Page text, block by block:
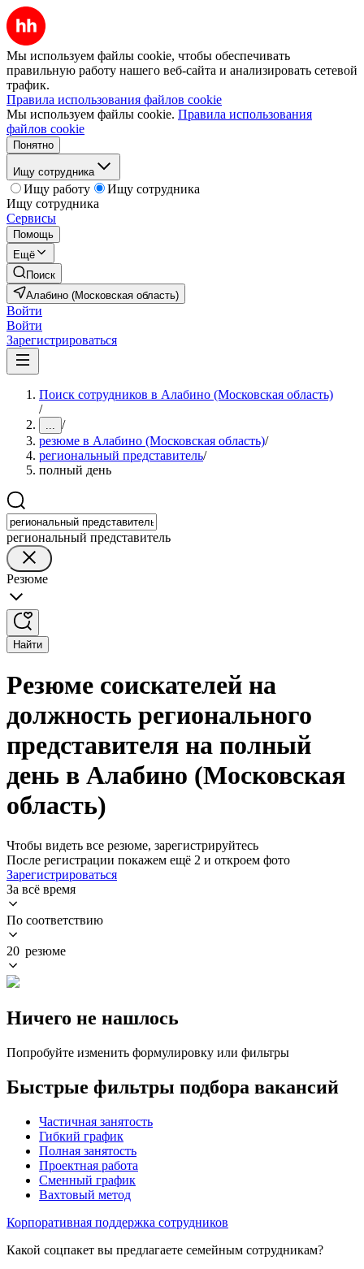
Мы используем файлы cookie, чтобы обеспечивать
правильную работу нашего веб-сайта и анализировать сетевой
трафик.
Правила использования файлов cookie
Мы используем файлы cookie. Правила использования
файлов cookie
Понятно
Ищу сотрудника
Ищу работу
Ищу сотрудника
Ищу сотрудника
Сервисы
Помощь
Ещё
Поиск
Алабино (Московская область)
Войти
Войти
Зарегистрироваться
Поиск сотрудников в Алабино (Московская область)
/
... /
резюме в Алабино (Московская область)/
региональный представитель/
полный день
региональный представитель
Резюме
Найти
Резюме соискателей на
должность регионального
представителя на полный
день в Алабино (Московская
область)
Чтобы видеть все резюме, зарегистрируйтесь
После регистрации покажем ещё 2 и откроем фото
Зарегистрироваться
За всё время
По соответствию
20 резюме
Ничего не нашлось
Попробуйте изменить формулировку или фильтры
Быстрые фильтры подбора вакансий
Частичная занятость
Гибкий график
Полная занятость
Проектная работа
Сменный график
Вахтовый метод
Корпоративная поддержка сотрудников
Какой соцпакет вы предлагаете семейным сотрудникам?